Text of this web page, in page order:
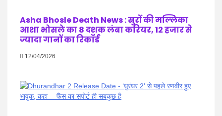
Asha Bhosle Death News : सुरों की मल्लिका
आशा भोसले का 8 दशक लंबा करियर, 12 हजार से
ज्यादा गानों का रिकॉर्ड
12/04/2026